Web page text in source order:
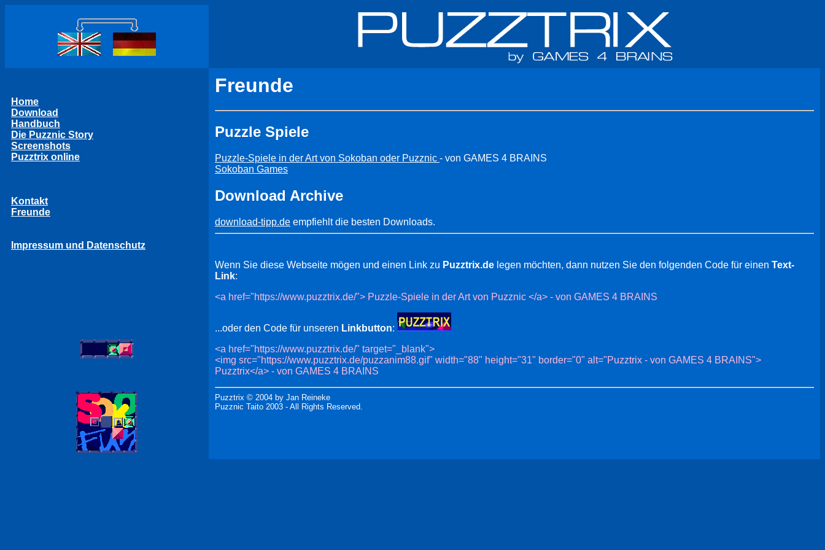
Home
Download
Handbuch
Die Puzznic Story
Screenshots
Puzztrix online
Kontakt
Freunde
Impressum und Datenschutz
Freunde
Puzzle Spiele
Puzzle-Spiele in der Art von Sokoban oder Puzznic - von GAMES 4 BRAINS
Sokoban Games
Download Archive
download-tipp.de empfiehlt die besten Downloads.
Wenn Sie diese Webseite mögen und einen Link zu Puzztrix.de legen möchten, dann nutzen Sie den folgenden Code für einen Text-
Link:
<a href="https://www.puzztrix.de/"> Puzzle-Spiele in der Art von Puzznic </a> - von GAMES 4 BRAINS
...oder den Code für unseren Linkbutton:
<a href="https://www.puzztrix.de/" target="_blank">
<img src="https://www.puzztrix.de/puzzanim88.gif" width="88" height="31" border="0" alt="Puzztrix - von GAMES 4 BRAINS">
Puzztrix</a> - von GAMES 4 BRAINS
Puzztrix © 2004 by Jan Reineke
Puzznic Taito 2003 - All Rights Reserved.